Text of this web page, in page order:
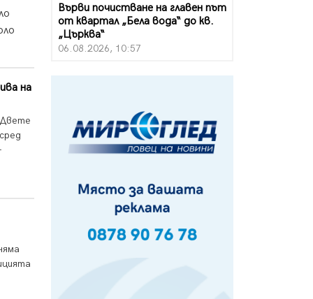
на
Върви почистване на главен път
от квартал „Бела вода“ до кв.
„Църква“
06.08.2026, 10:57
повишено внимание
06.08.2026, 09:43
Много заразен вирус върлува в
06.08.2026, 09:28
Проверки за спазване правилата
време на жътвената кампания в